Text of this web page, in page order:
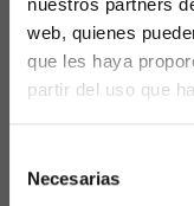
nuestros partners
web, quienes
que les haya
partir del uso que
Necesarias
implementarlas
maximizar tus